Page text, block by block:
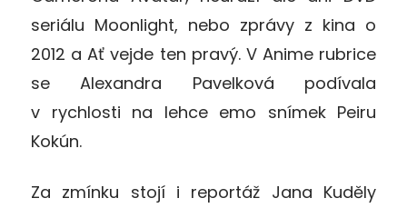
seriálu Moonlight, nebo zprávy z kina o
2012 a Ať vejde ten pravý. V Anime rubrice
se Alexandra Pavelková podívala
v rychlosti na lehce emo snímek Peiru
Kokún.
Za zmínku stojí i reportáž Jana Kuděly